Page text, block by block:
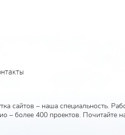
сайтов – наша специальность.
– более 400 проектов. Почитайте